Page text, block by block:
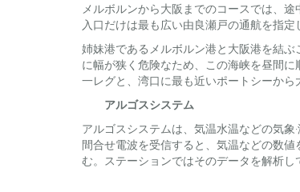
メルボルンから大阪までのコースでは、
入口だけは最も広い由良瀬戸の通航を指
姉妹港であるメルボルン港と大阪港を結
に幅が狭く危険なため、この海峡を昼間
一レグと、湾口に最も近いポートシーか
アルゴスシステム
アルゴスシステムは、気温水温などの気
間合せ電波を受信すると、気温などの数
む。ステーションではそのデータを解析